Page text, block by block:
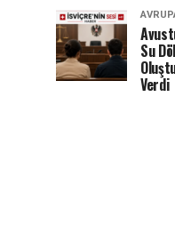
Su
Verdi